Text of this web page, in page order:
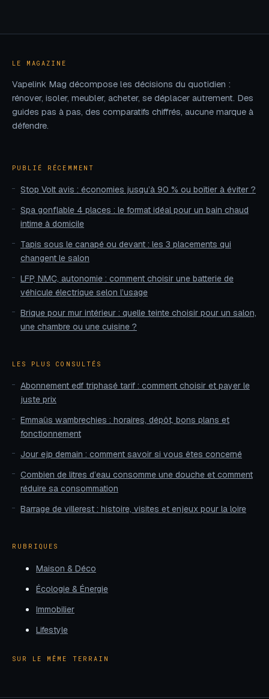
km
LE MAGAZINE
Vapelink Mag décompose les décisions du quotidien :
rénover, isoler, meubler, acheter, se déplacer autrement. Des
guides pas à pas, des comparatifs chiffrés, aucune marque à
défendre.
PUBLIÉ RÉCEMMENT
Stop Volt avis : économies jusqu’à 90 % ou boîtier à éviter ?
Spa gonflable 4 places : le format idéal pour un bain chaud
intime à domicile
Tapis sous le canapé ou devant : les 3 placements qui
changent le salon
LFP, NMC, autonomie : comment choisir une batterie de
véhicule électrique selon l’usage
Brique pour mur intérieur : quelle teinte choisir pour un salon,
une chambre ou une cuisine ?
LES PLUS CONSULTÉS
Abonnement edf triphasé tarif : comment choisir et payer le
juste prix
Emmaüs wambrechies : horaires, dépôt, bons plans et
fonctionnement
Jour ejp demain : comment savoir si vous êtes concerné
Combien de litres d’eau consomme une douche et comment
réduire sa consommation
Barrage de villerest : histoire, visites et enjeux pour la loire
RUBRIQUES
Maison & Déco
Écologie & Énergie
Immobilier
Lifestyle
SUR LE MÊME TERRAIN